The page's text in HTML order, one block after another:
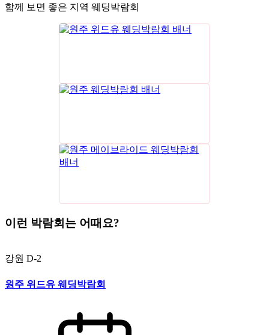
함께 보면 좋은 지역 웨딩박람회
이런 박람회는 어때요?
강원 D-2
원주 위드유 웨딩박람회